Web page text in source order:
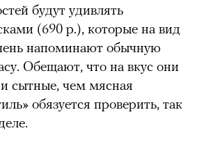
будут удивлять
(690 р.), которые на вид
напоминают обычную
Обещают, что на вкус они
сытные, чем мясная
обязуется проверить, так